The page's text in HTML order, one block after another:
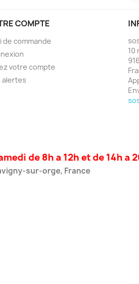
COMPTE
de commande
votre compte
alertes
10
de 8h a 12h et de 14h a
sur-orge, France